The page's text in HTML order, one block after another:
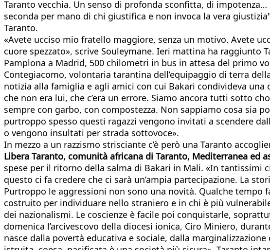
Taranto vecchia. Un senso di profonda sconfitta, di
seconda per mano di chi giustifica e non invoca la vera
Taranto.
«Avete ucciso mio fratello maggiore, senza un motivo. Avete
cuore spezzato», scrive Souleymane. Ieri mattina ha
Pamplona a Madrid, 500 chilometri in bus in attesa del primo
Contegiacomo, volontaria tarantina dell’equipaggio di terra
notizia alla famiglia e agli amici con cui Bakari condivideva
che non era lui, che c’era un errore. Siamo ancora tutti sotto
sempre con garbo, con compostezza. Non sappiamo cosa sia
purtroppo spesso questi ragazzi vengono invitati a scendere
o vengono insultati per strada sottovoce».
In mezzo a un razzismo strisciante c’è però una Taranto
Libera Taranto, comunità africana di Taranto, Mediterranea ed
spese per il ritorno della salma di Bakari in Mali. «In tantissimi
questo ci fa credere che ci sarà un’ampia partecipazione. La
Purtroppo le aggressioni non sono una novità. Qualche tempo
costruito per individuare nello straniero e in chi è più
dei nazionalismi. Le coscienze è facile poi conquistarle,
domenica l’arcivescovo della diocesi ionica, Ciro Miniero,
nasce dalla povertà educativa e sociale, dalla